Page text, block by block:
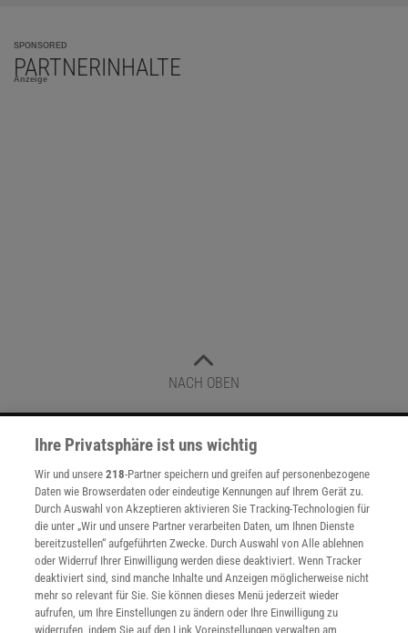
SPONSORED
PARTNERINHALTE
Anzeige
NACH OBEN
Für Sie im Spektrum-Shop und am Kiosk:
WEITERE NEUERSCHEINUNGEN SPEKTRUM SHOP
Ihre Privatsphäre ist uns wichtig
Wir und unsere218-Partner speichern und greifen auf personenbezogene
Daten wie Browserdaten oder eindeutige Kennungen auf Ihrem Gerät zu.
Durch Auswahl von Akzeptieren aktivieren Sie Tracking-Technologien für
die unter „Wir und unsere Partner verarbeiten Daten, um Ihnen Dienste
bereitzustellen“ aufgeführten Zwecke. Durch Auswahl von Alle ablehnen
oder Widerruf Ihrer Einwilligung werden diese deaktiviert. Wenn Tracker
deaktiviert sind, sind manche Inhalte und Anzeigen möglicherweise nicht
mehr so relevant für Sie. Sie können dieses Menü jederzeit wieder
aufrufen, um Ihre Einstellungen zu ändern oder Ihre Einwilligung zu
widerrufen, indem Sie auf den Link Voreinstellungen verwalten am